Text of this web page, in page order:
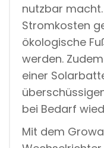
nutzbar
Stromkosten
ökologische
werden.
einer
bei Bedarf
Mit dem